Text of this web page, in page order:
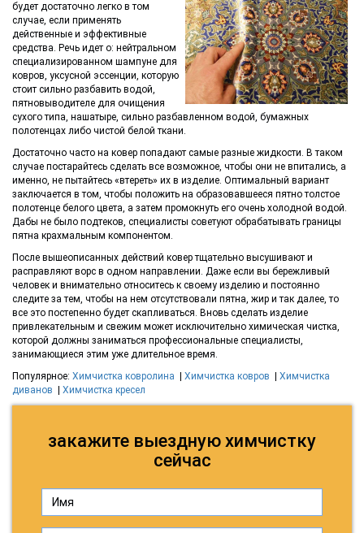
будет достаточно легко в том
случае, если применять
действенные и эффективные
средства. Речь идет о: нейтральном
специализированном шампуне для
ковров, уксусной эссенции, которую
стоит сильно разбавить водой,
пятновыводителе для очищения
сухого типа, нашатыре, сильно разбавленном водой, бумажных
полотенцах либо чистой белой ткани.
Достаточно часто на ковер попадают самые разные жидкости. В таком
случае постарайтесь сделать все возможное, чтобы они не впитались, а
именно, не пытайтесь «втереть» их в изделие. Оптимальный вариант
заключается в том, чтобы положить на образовавшееся пятно толстое
полотенце белого цвета, а затем промокнуть его очень холодной водой.
Дабы не было подтеков, специалисты советуют обрабатывать границы
пятна крахмальным компонентом.
После вышеописанных действий ковер тщательно высушивают и
расправляют ворс в одном направлении. Даже если вы бережливый
человек и внимательно относитесь к своему изделию и постоянно
следите за тем, чтобы на нем отсутствовали пятна, жир и так далее, то
все это постепенно будет скапливаться. Вновь сделать изделие
привлекательным и свежим может исключительно химическая чистка,
которой должны заниматься профессиональные специалисты,
занимающиеся этим уже длительное время.
Популярное: Химчистка ковролина Химчистка ковров
Химчистка
диванов
Химчистка кресел
закажите выездную химчистку
сейчас